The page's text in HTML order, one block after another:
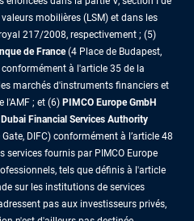
mobilières (LSM) et dans les
217/2008, respectivement ; (5)
de France(4 Place de Budapest,
à l'article 35 de la
marchés d'instruments financiers et
l'AMF ; et (6) PIMCO Europe GmbH
Financial Services Authority
DIFC) conformément à l’article 48
services fournis par PIMCO Europe
tels que définis à l'article
sur les institutions de services
pas aux investisseurs privés,